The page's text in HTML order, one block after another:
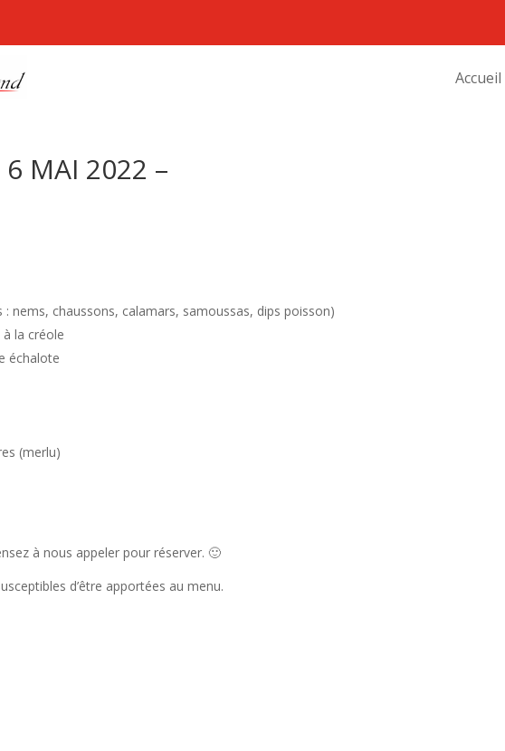
Accueil
6 MAI 2022 –
: nems, chaussons, calamars, samoussas, dips poisson)
la créole
échalote
(merlu)
à nous appeler pour réserver. 🙂
d’être apportées au menu.